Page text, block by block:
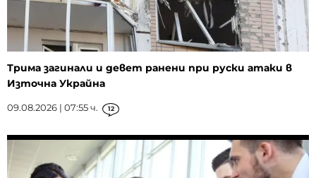
Трима загинали и девет ранени при руски атаки в
Източна Украйна
09.08.2026 | 07:55 ч. 12